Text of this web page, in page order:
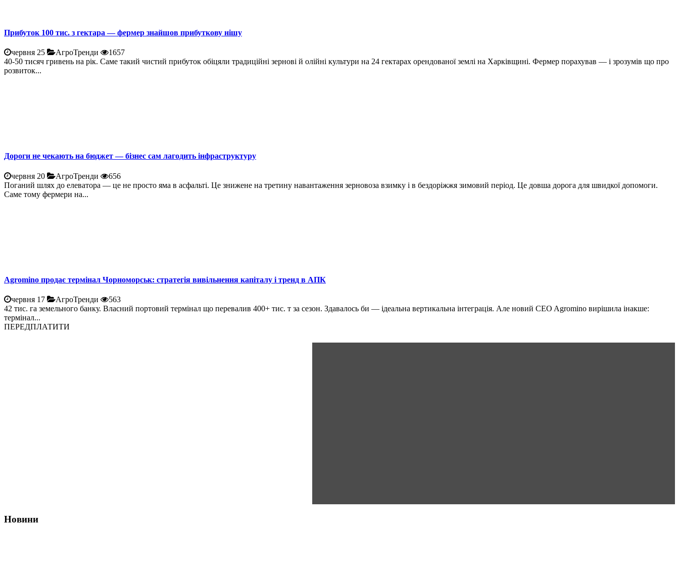
Прибуток 100 тис. з гектара — фермер знайшов прибуткову нішу
червня 25 АгроТренди
1657
40-50 тисяч гривень на рік. Саме такий чистий прибуток обіцяли традиційні зернові й олійні культури на 24 гектарах орендованої землі на Харківщині. Фермер порахував — і зрозумів що про
розвиток...
Дороги не чекають на бюджет — бізнес сам лагодить інфраструктуру
червня 20 АгроТренди
656
Поганий шлях до елеватора — це не просто яма в асфальті. Це знижене на третину навантаження зерновоза взимку і в бездоріжжя зимовий період. Це довша дорога для швидкої допомоги.
Саме тому фермери на...
Agromino продає термінал Чорноморськ: стратегія вивільнення капіталу і тренд в АПК
червня 17 АгроТренди
563
42 тис. га земельного банку. Власний портовий термінал що перевалив 400+ тис. т за сезон. Здавалось би — ідеальна вертикальна інтеграція. Але новий CEO Agromino вирішила інакше:
термінал...
ПЕРЕДПЛАТИТИ
Новини